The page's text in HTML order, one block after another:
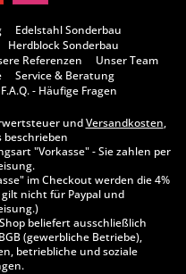
Edelstahl Sonderbau
Herdblock Sonderbau
Referenzen
Unser Team
Service & Beratung
F.A.Q. - Häufige Fragen
undVersandkosten,
"Vorkasse" - Sie zahlen per
im Checkout werden die 4%
nicht für Paypal und
beliefert ausschließlich
(gewerbliche Betriebe),
betriebliche und soziale